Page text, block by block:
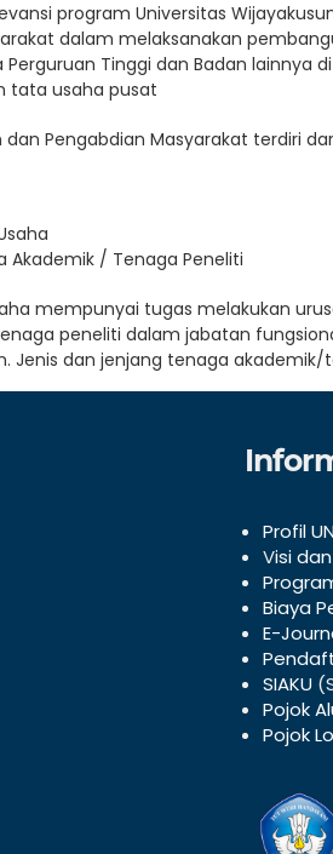
program Universitas
dalam melaksanakan
Tinggi dan Badan lainnya
tata usaha pusat
Pengabdian Masyarakat terdiri
Akademik / Tenaga Peneliti
mempunyai tugas melakukan
peneliti dalam jabatan
Jenis dan jenjang tenaga
Profil
Visi
Biaya
E-
SIAKU
Pojok
Pojok